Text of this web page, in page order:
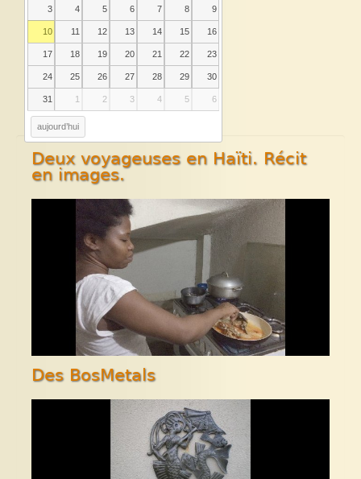
3 4 5 6 7 8 9
10 11 12 13 14 15 16
17 18 19 20 21 22 23
24 25 26 27 28 29 30
31 1 2 3 4 5 6
aujourd’hui
Deux voyageuses en Haïti. Récit
en images.
Des BosMetals